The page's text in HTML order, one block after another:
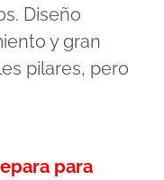
Diseño
y gran
pilares, pero
para